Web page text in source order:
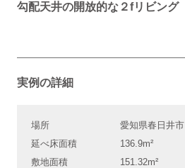
勾配天井の開放的な２fリビング
実例の詳細
場所
愛知県春日井市
延べ床面積
136.9m²
敷地面積
151.32m²